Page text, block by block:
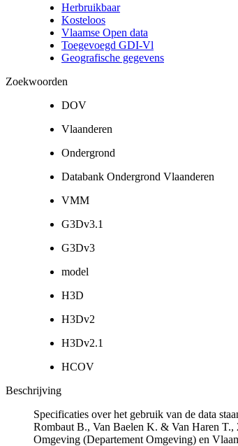
Herbruikbaar
Kosteloos
Vlaamse Open data
Toegevoegd GDI-Vl
Geografische gegevens
Zoekwoorden
DOV
Vlaanderen
Ondergrond
Databank Ondergrond Vlaanderen
VMM
G3Dv3.1
G3Dv3
model
H3D
H3Dv2
H3Dv2.1
HCOV
Beschrijving
Specificaties over het gebruik van de data
Rombaut B., Van Baelen K. & Van Haren
Omgeving (Departement Omgeving) en